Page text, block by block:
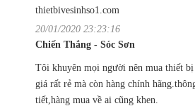
thietbivesinhso1.com
20/01/2020 23:23:16
Chiến Thắng - Sóc Sơn
Tôi khuyên mọi người nên mua thiết bị
giá rất rẻ mà còn hàng chính
tiết,hàng mua về ai cũng khen.